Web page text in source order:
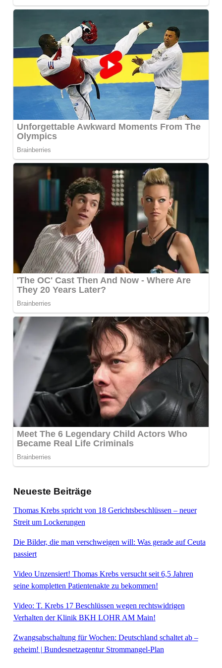
Neueste Beiträge
Thomas Krebs spricht von 18 Gerichtsbeschlüssen – neuer
Streit um Lockerungen
Die Bilder, die man verschweigen will: Was gerade auf Ceuta
passiert
Video Unzensiert! Thomas Krebs versucht seit 6,5 Jahren
seine kompletten Patientenakte zu bekommen!
Video: T. Krebs 17 Beschlüssen wegen rechtswidrigen
Verhalten der Klinik BKH LOHR AM Main!
Zwangsabschaltung für Wochen: Deutschland schaltet ab –
geheim! | Bundesnetzagentur Strommangel-Plan